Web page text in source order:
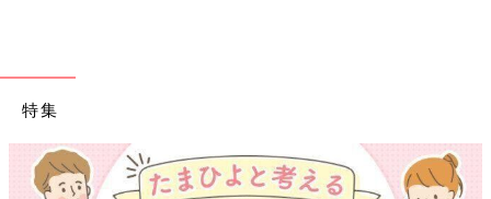
特集
【ワクチン接種できるものも】妊婦の感染症対策、知っておいて！